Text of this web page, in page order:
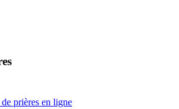
prières en ligne